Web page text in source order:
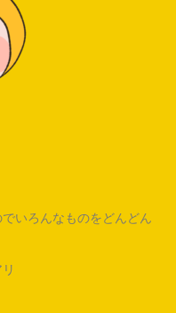
いろんなものをどんどん